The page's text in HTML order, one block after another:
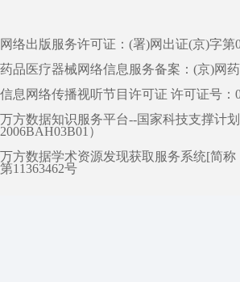
网络出版服务许可证：(署)网出证(京)字第
药品医疗器械网络信息服务备案：(京)网
信息网络传播视听节目许可证 许可证号：
万方数据知识服务平台--国家科技支撑计
2006BAH03B01）
万方数据学术资源发现获取服务系统[简
第11363462号